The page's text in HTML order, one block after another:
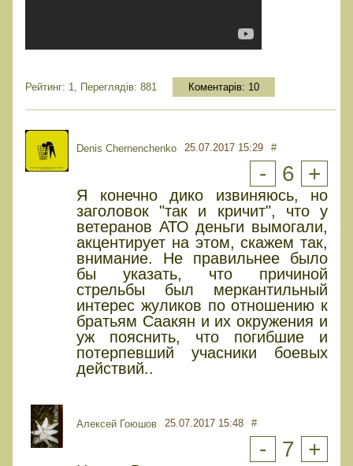
Рейтинг: 1, Переглядів: 881 Коментарів: 10
Denis Chernenchenko 25.07.2017 15:29 #
- 6 +
Я конечно дико извиняюсь, но
заголовок "так и кричит", что у
ветеранов АТО деньги вымогали,
акцентирует на этом, скажем так,
внимание. Не правильнее было
бы указать, что причиной
стрельбы был меркантильный
интерес жуликов по отношению к
братьям Саакян и их окружения и
уж пояснить, что погибшие и
потерпевший учасники боевых
действий..
Алексей Гоюшов 25.07.2017 15:48 #
- 7 +